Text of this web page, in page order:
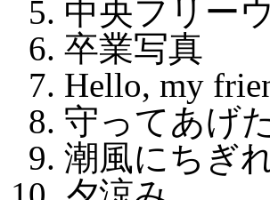
中央フリー
卒業写真
Hello, my
守ってあげ
潮風にちぎ